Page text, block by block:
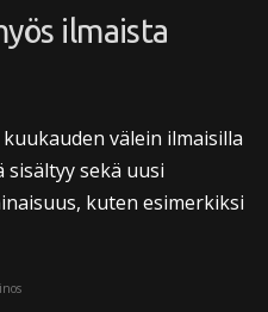
ilmaista
välein ilmaisilla
sisältyy sekä uusi
kuten esimerkiksi